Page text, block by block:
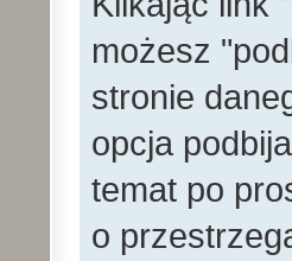
możesz
stronie
opcja
temat po
o